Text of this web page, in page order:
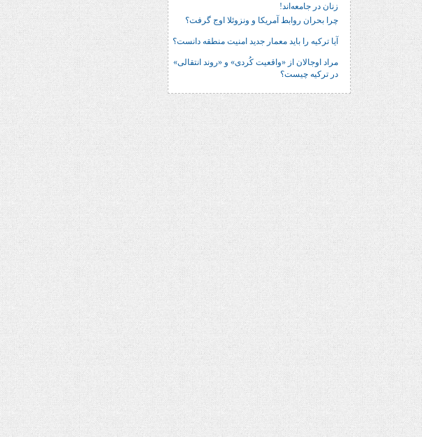
زنان در جامعه‌اند!
چرا بحران روابط آمریکا و ونزوئلا اوج گرفت؟
آیا ترکیه را باید معمار جدید امنیت منطقه دانست؟
مراد اوجالان از «واقعیت کُردی» و «روند انتقالی»
در ترکیه چیست؟